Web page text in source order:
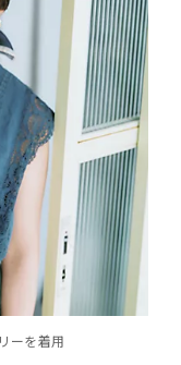
ーを着用